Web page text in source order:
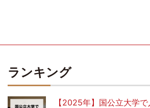
ランキング
【2025年】国公立大学